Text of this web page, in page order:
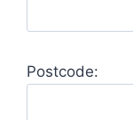
Postcode: